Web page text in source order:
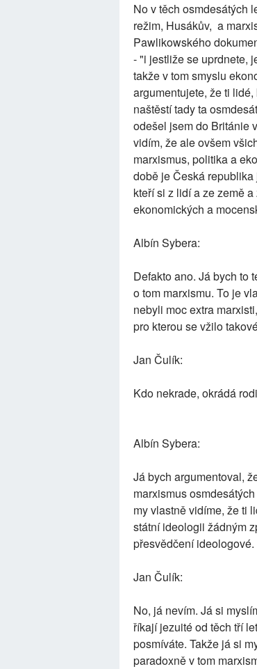
No v těch osmdesátých
režim, Husákův, a
Pawlikowského
- "i jestliže se uprdnete,
takže v tom smyslu
argumentujete, že ti
naštěstí tady ta
odešel jsem do Británie
vidím, že ale ovšem
marxismus, politika a
době je Česká
kteří si z lidí a ze země
ekonomických a
Albín Sybera:
Defakto ano. Já bych to
o tom marxismu. To je
nebyli moc extra
pro kterou se vžilo
Jan Čulík:
Kdo nekrade, okrádá
Albín Sybera:
Já bych argumentoval,
marxismus
my vlastně vidíme, že ti
státní ideologii žádným
přesvědčení ideologové.
Jan Čulík:
No, já nevím. Já si
říkají jezuité od těch tří
posmíváte. Takže já si
paradoxně v tom